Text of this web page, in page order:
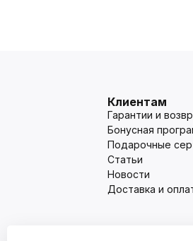
Клиентам
Гарантии и
Бонусная
Подарочные
Статьи
Новости
Доставка и